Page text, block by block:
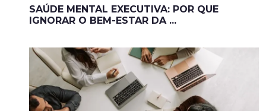
SAÚDE MENTAL EXECUTIVA: POR QUE
IGNORAR O BEM-ESTAR DA ...